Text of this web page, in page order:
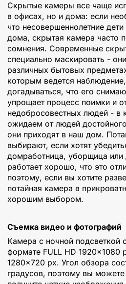
Скрытые камеры все чаще
в офисах, но и дома: если
что несовершеннолетние
дома, скрытая камера часто
сомнения. Современные
специально маскировать -
различных бытовых
которым ведется
догадываться, что его
упрощает процесс поимки и
недобросовестных людей - в
ожидаем от людей
они приходят в наш дом.
выбирают, если хотят
домработница, уборщица или
работает хорошо, что это
поэтому, если вы хотите
потайная камера в
хорошим выбором.
Съемка видео и фотографий
Камера с ночной подсветкой
формате FULL HD 1920×1080
1280×720 px. Угол обзора
градусов, поэтому вы